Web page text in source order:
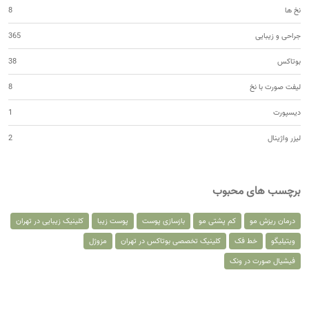
نخ ها 8
جراحی و زیبایی 365
بوتاکس 38
لیفت صورت با نخ 8
دیسپورت 1
لیزر واژینال 2
برچسب های محبوب
درمان ریزش مو کم پشتی مو بازسازی پوست پوست زیبا
کلینیک زیبایی در تهران
ویتیلیگو
خط فک کلینیک تخصصی بوتاکس در تهران
مزوژل
فیشیال صورت در ونک